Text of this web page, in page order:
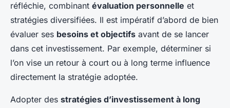
réfléchie, combinant évaluation personnelle et
stratégies diversifiées. Il est impératif d’abord de bien
évaluer ses besoins et objectifs avant de se lancer
dans cet investissement. Par exemple, déterminer si
l’on vise un retour à court ou à long terme influence
directement la stratégie adoptée.
Adopter des stratégies d’investissement à long